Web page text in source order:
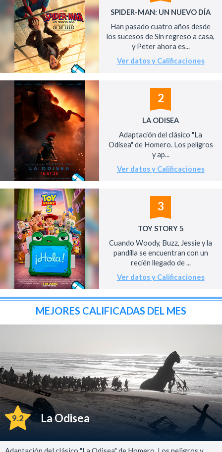
SPIDER-MAN: UN NUEVO DÍA
Han pasado cuatro años desde
los sucesos de Sin regreso a casa,
y Peter ahora es...
Ver datos y Calificaciones
2
LA ODISEA
Adaptación del clásico "La
Odisea" de Homero. Los peligros
y ap...
Ver datos y Calificaciones
3
TOY STORY 5
Cuando Woody, Buzz, Jessie y la
pandilla se encuentran con un
recién llegado de ...
Ver datos y Calificaciones
MEJORES CALIFICADAS DEL MES
9.2 La Odisea